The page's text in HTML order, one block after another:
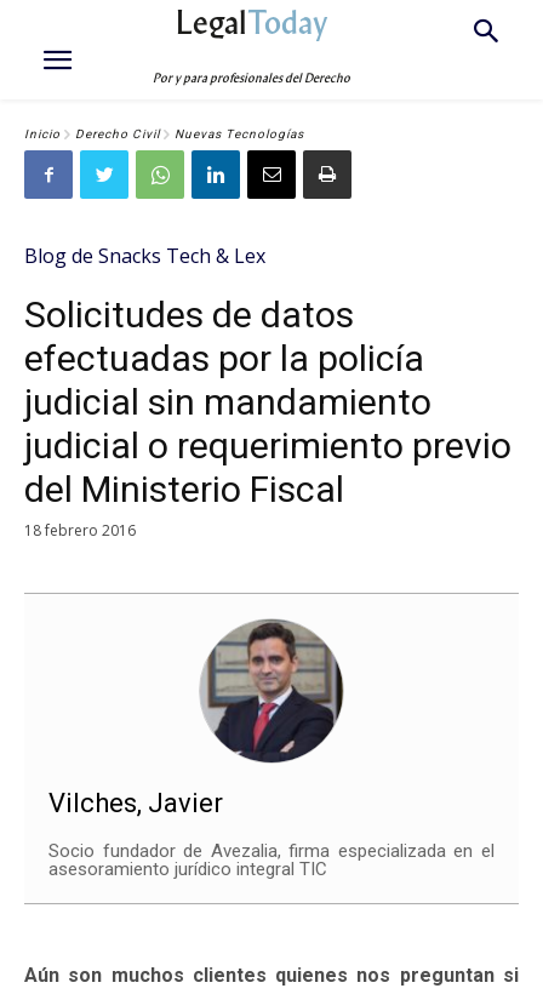
LegalToday
Por y para profesionales del Derecho
Inicio Derecho Civil Nuevas Tecnologías
Blog de Snacks Tech & Lex
Solicitudes de datos
efectuadas por la policía
judicial sin mandamiento
judicial o requerimiento previo
del Ministerio Fiscal
18 febrero 2016
Vilches, Javier
Socio fundador de Avezalia, firma especializada en el
asesoramiento jurídico integral TIC
Aún son muchos clientes quienes nos preguntan si